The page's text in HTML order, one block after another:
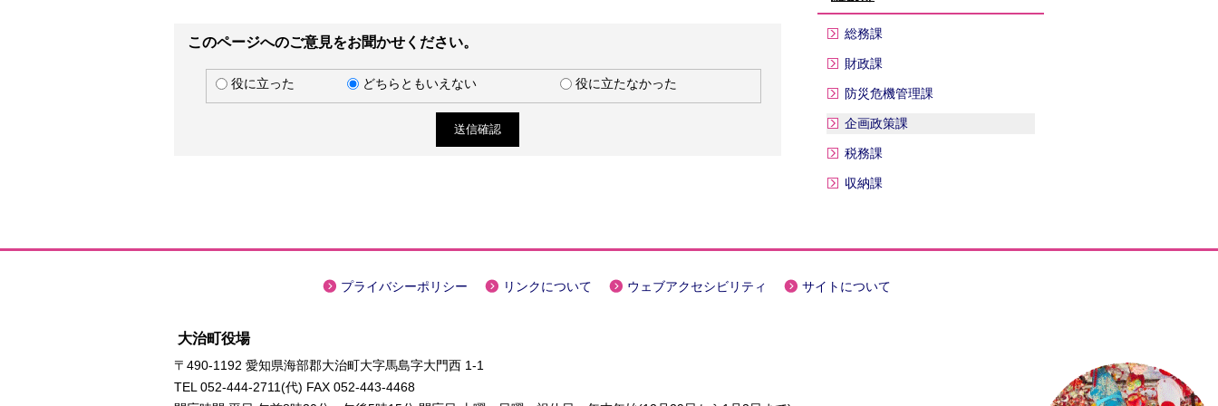
このページへのご意見をお聞かせください。
役に立った どちらともいえない 役に立たなかった
総務課
財政課
防災危機管理課
企画政策課
税務課
収納課
プライバシーポリシー リンクについて ウェブアクセシビリティ サイトについて
大治町役場
〒490-1192 愛知県海部郡大治町大字馬島字大門西 1-1
TEL 052-444-2711(代) FAX 052-443-4468